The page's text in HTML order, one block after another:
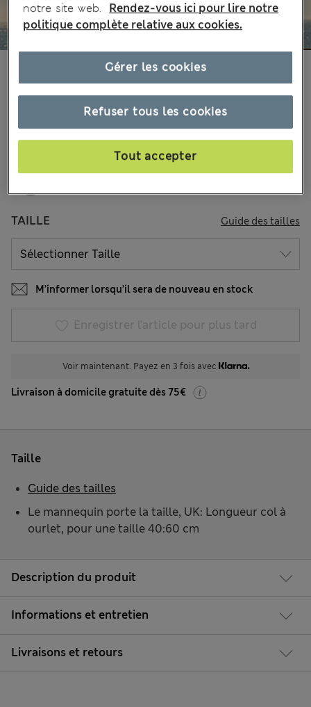
Tous les prix incluent les taxes et les frais de douanes
COULEUR: Moka
Épuisé
TAILLE Guide des tailles
M’informer lorsqu’il sera de nouveau en stock
Enregistrer l’article pour plus tard
Voir maintenant. Payez en 3 fois avec
Livraison à domicile gratuite dès 75€
Description du produit
Informations et entretien
Livraisons et retours
Taille
Le mannequin porte la taille, UK: Longueur col à
ourlet, pour une taille 40:60 cm
Guide des tailles
notre site web.
Rendez-vous ici pour lire notre
politique complète relative aux cookies.
Refuser tous les cookies
Tout accepter
Gérer les cookies